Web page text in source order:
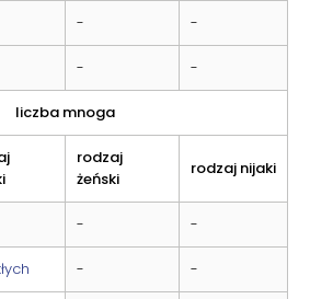
- -
- -
liczba mnoga
rodzaj
żeński
rodzaj nijaki
- -
- -